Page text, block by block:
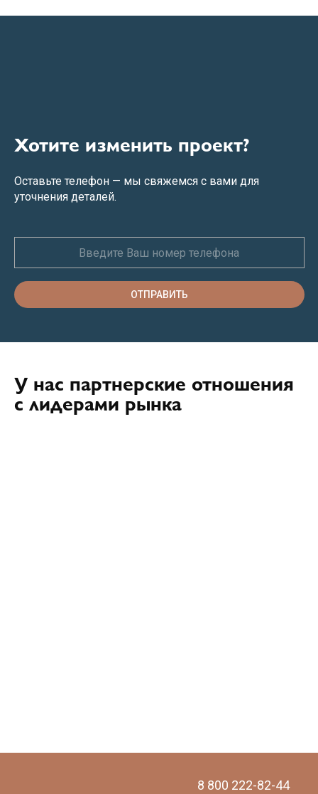
Хотите изменить проект?
Оставьте телефон — мы свяжемся с вами для
уточнения деталей.
ОТПРАВИТЬ
У нас партнерские отношения
с лидерами рынка
8 800 222-82-44